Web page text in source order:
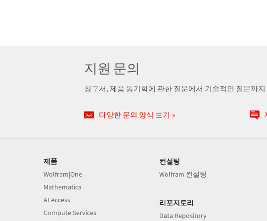
지원 문의
청구서, 제품 동기화에 관한 질문에서 기술적인 질문까
다양한 문의 양식 보기
제품
Wolfram|One
Mathematica
AI Access
Compute Services
컨설팅
Wolfram 컨설팅
리포지토리
Data Repository